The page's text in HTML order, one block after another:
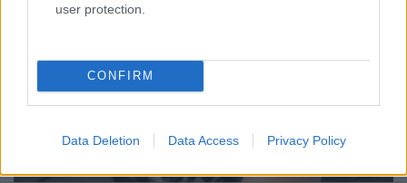
user protection.
CONFIRM
Data Deletion Data Access Privacy Policy